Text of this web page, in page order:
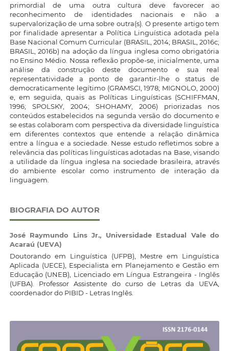
primordial de uma outra cultura deve favorecer ao
reconhecimento de identidades nacionais e não a
supervalorização de uma sobre outra(s). O presente artigo tem
por finalidade apresentar a Política Linguística adotada pela
Base Nacional Comum Curricular (BRASIL, 2014; BRASIL, 2016c;
BRASIL, 2016b) na adoção da língua inglesa como obrigatória
no Ensino Médio. Nossa reflexão propõe-se, inicialmente, uma
análise da construção deste documento e sua real
representatividade a ponto de garantir-lhe o status de
democraticamente legítimo (GRAMSCI, 1978; MIGNOLO, 2000)
e, em seguida, quais as Políticas Linguísticas (SCHIFFMAN,
1996; SPOLSKY, 2004; SHOHAMY, 2006) priorizadas nos
conteúdos estabelecidos na segunda versão do documento e
se estas colaboram com perspectiva da diversidade linguística
em diferentes contextos que entende a relação dinâmica
entre a língua e a sociedade. Nesse estudo refletimos sobre a
relevância das políticas linguísticas adotadas na Base, visando
a utilidade da língua inglesa na sociedade brasileira, através
do ambiente escolar como instrumento de interação da
linguagem.
BIOGRAFIA DO AUTOR
José Raymundo Lins Jr., Universidade Estadual Vale do
Acaraú (UEVA)
Doutorando em Linguística (UFPB), Mestre em Linguística
Aplicada (UECE), Especialista em Planejamento e Gestão em
Educação (UNEB), Licenciado em Língua Estrangeira - Inglês
(UFBA). Professor Assistente do curso de Letras da UEVA,
coordenador do PIBID - Letras Inglês.